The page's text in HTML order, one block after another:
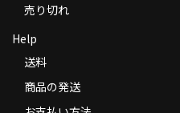
売り切れ
Help
送料
商品の発送